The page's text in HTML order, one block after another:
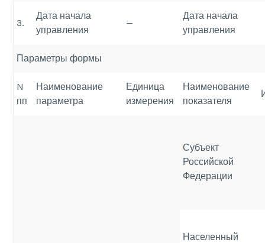
3.
Дата начала
управления
—
Дата начала
управления
Параметры формы
N
пп
Наименование
параметра
Единица
измерения
Наименование
показателя
Субъект
Российской
Федерации
Населенный